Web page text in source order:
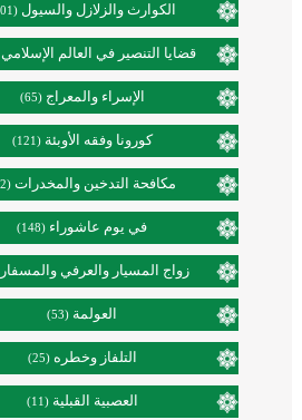
الكوارث والزلازل والسيول (101)
قضايا التنصير في العالم الإسلامي
الإسراء والمعراج (65)
كورونا وفقه الأوبئة (121)
مكافحة التدخين والمخدرات (92)
في يوم عاشوراء (148)
زواج المسيار والعرفي والمسفار
العولمة (53)
التلفاز وخطره (25)
العصبية القبلية (11)